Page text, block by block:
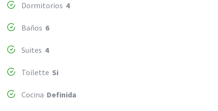
Dormitorios 4
Baños 6
Suites 4
Toilette Si
Cocina Definida